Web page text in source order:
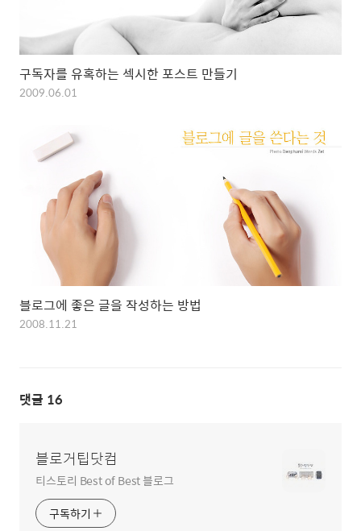
구독자를 유혹하는 섹시한 포스트 만들기
2009.06.01
블로그에 좋은 글을 작성하는 방법
2008.11.21
댓글 16
블로거팁닷컴
티스토리 Best of Best 블로그
구독하기